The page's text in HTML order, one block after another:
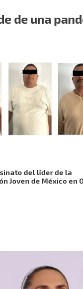
de una
del líder de la
Joven de México en